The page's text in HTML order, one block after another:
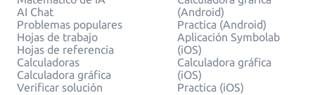
AI Chat
Problemas populares
Hojas de trabajo
Hojas de referencia
Calculadoras
Calculadora gráfica
Verificar solución
(Android)
Practica (Android)
Aplicación Symbolab
(iOS)
Calculadora gráfica
(iOS)
Practica (iOS)